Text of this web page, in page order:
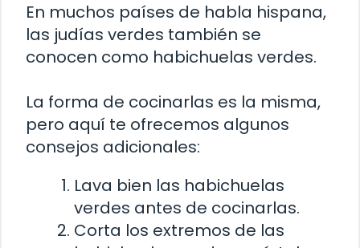
En muchos países de habla hispana,
las judías verdes también se
conocen como habichuelas verdes.
La forma de cocinarlas es la misma,
pero aquí te ofrecemos algunos
consejos adicionales:
Lava bien las habichuelas
verdes antes de cocinarlas.
Corta los extremos de las